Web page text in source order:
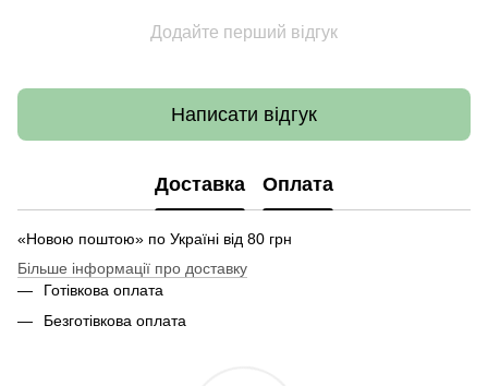
Додайте перший відгук
Написати відгук
Доставка Оплата
«Новою поштою» по Україні від 80 грн
Більше інформації про доставку
Готівкова оплата
Безготівкова оплата